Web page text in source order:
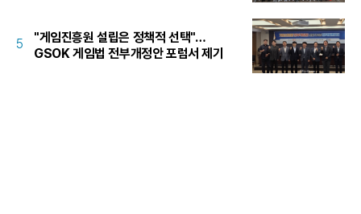
5
"게임진흥원 설립은 정책적 선택"…
GSOK 게임법 전부개정안 포럼서 제기